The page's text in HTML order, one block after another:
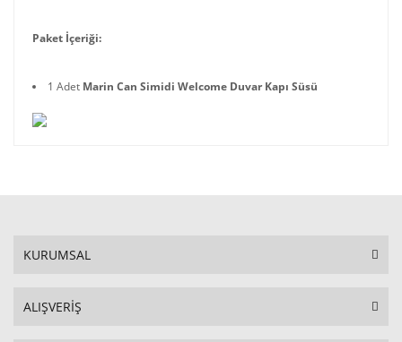
Paket İçeriği:
1 Adet Marin Can Simidi Welcome Duvar Kapı Süsü
KURUMSAL
ALIŞVERİŞ